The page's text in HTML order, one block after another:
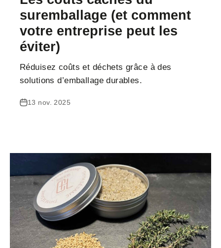
suremballage (et comment
votre entreprise peut les
éviter)
Réduisez coûts et déchets grâce à des
solutions d’emballage durables.
13 nov. 2025